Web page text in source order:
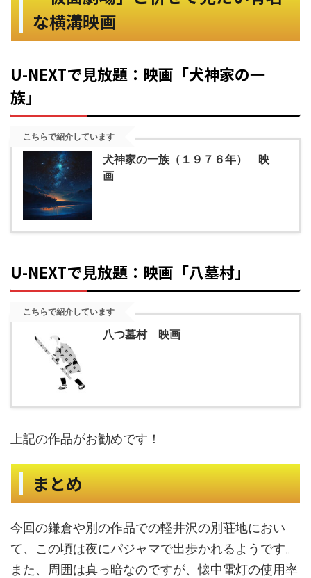
な横溝映画
U-NEXTで見放題：映画「犬神家の一
族」
こちらで紹介しています
犬神家の一族（１９７６年） 映
画
U-NEXTで見放題：映画「八墓村」
こちらで紹介しています
八つ墓村 映画
上記の作品がお勧めです！
まとめ
今回の鎌倉や別の作品での軽井沢の別荘地におい
て、この頃は夜にパジャマで出歩かれるようです。
また、周囲は真っ暗なのですが、懐中電灯の使用率